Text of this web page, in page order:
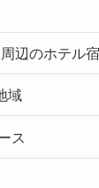
辺のホテル
域
ス